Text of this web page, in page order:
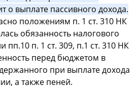
о выплате пассивного дохода.
положениям п. 1 ст. 310 НК
обязанность налогового
пп.10 п. 1 ст. 309, п.1 ст. 310 НК
перед бюджетом в
при выплате дохода
а также пеней.